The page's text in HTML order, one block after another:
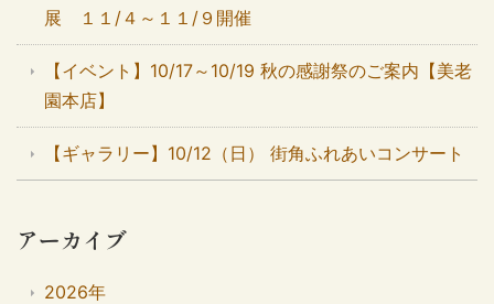
展 １１/４～１１/９開催
【イベント】10/17～10/19 秋の感謝祭のご案内【美老
園本店】
【ギャラリー】10/12（日） 街角ふれあいコンサート
アーカイブ
2026年